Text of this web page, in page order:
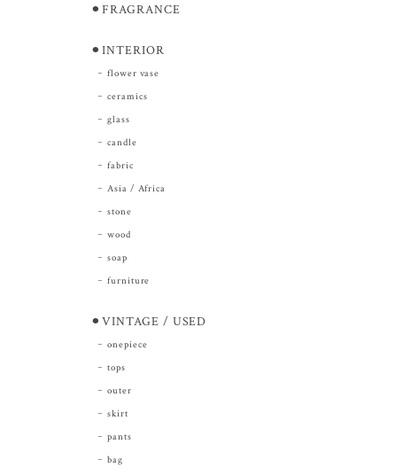
⚫︎FRAGRANCE
⚫︎INTERIOR
flower vase
ceramics
glass
candle
fabric
Asia / Africa
stone
wood
soap
furniture
⚫︎VINTAGE / USED
onepiece
tops
outer
skirt
pants
bag